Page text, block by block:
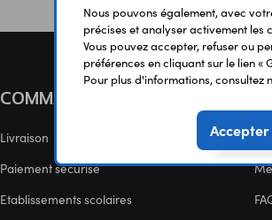
COMMANDE
Livraison
Paiement sécurisé
Etablissements scolaires
Nous pouvons également, avec
précises et analyser activement
Vous pouvez accepter, refuser ou
préférences en cliquant sur le lien «
Pour plus d'informations, consultez
Accepter